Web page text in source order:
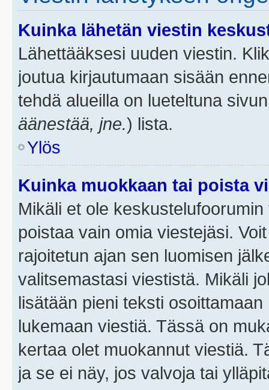
Kuinka lähetän viestin
Lähettääksesi uuden viestin.
joutua kirjautumaan sisään
tehdä alueilla on lueteltuna
äänestää, jne.) lista.
Ylös
Kuinka muokkaan tai poista
Mikäli et ole
poistaa vain omia viestejäsi.
rajoitetun ajan sen luomisen
valitsemastasi viestistä. Mikäli
lisätään pieni teksti
lukemaan viestiä. Tässä on
kertaa olet muokannut viestiä.
ja se ei näy, jos valvoja tai